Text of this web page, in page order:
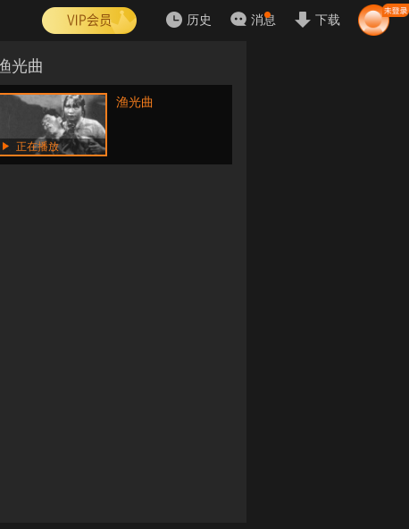
历史 消息 下载
光曲
正在播放
渔光曲